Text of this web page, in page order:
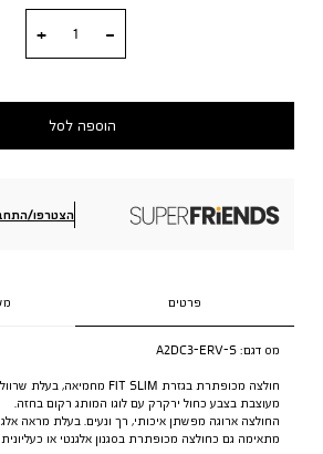
הוספה לסל
הצטרפו/
פרטים
מס דגם: A2DC3-ERV-S
חולצה מכופתרת בגזרת FIT SLIM מחמיאה, בעלת שרוולים ארוכים.
מעוצבת בצבע כחול ירקרק עם לוגו המותג רקום בחזה.
החולצה ארוגה מפשתן איכותי, רך ונעים. בעלת מראה
מתאימה גם כחולצה מכופתרת בסגנון אלגנטי או